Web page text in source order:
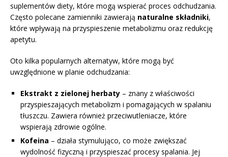
suplementów diety, które mogą wspierać proces odchudzania.
Często polecane zamienniki zawierają naturalne składniki,
które wpływają na przyspieszenie metabolizmu oraz redukcję
apetytu.
Oto kilka popularnych alternatyw, które mogą być
uwzględnione w planie odchudzania:
Ekstrakt z zielonej herbaty – znany z właściwości
przyspieszających metabolizm i pomagających w spalaniu
tłuszczu. Zawiera również przeciwutleniacze, które
wspierają zdrowie ogólne.
Kofeina – działa stymulująco, co może zwiększać
wydolność fizyczną i przyspieszać procesy spalania. Jej